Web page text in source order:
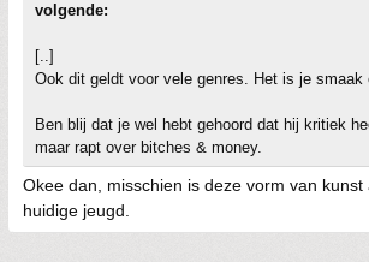
volgende:
[..]
Ook dit geldt voor vele genres. Het is je smaak
Ben blij dat je wel hebt gehoord dat hij kritiek
maar rapt over bitches & money.
Okee dan, misschien is deze vorm van kunst
huidige jeugd.